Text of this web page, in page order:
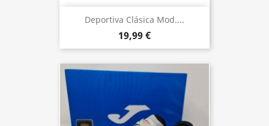
Deportiva Clásica Mod....
19,99 €